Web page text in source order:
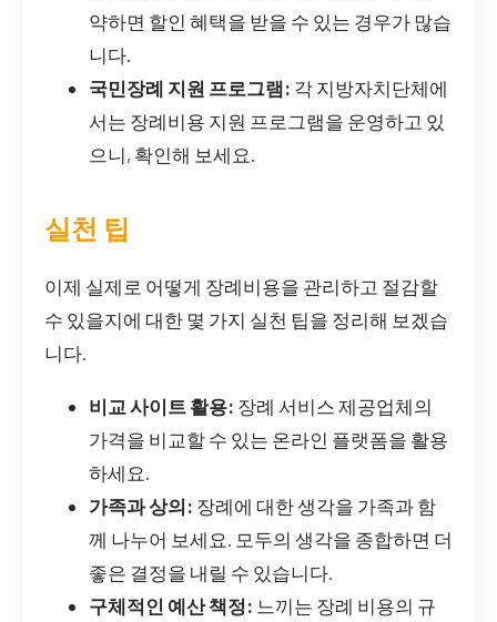
약하면 할인 혜택을 받을 수 있는 경우가 많습
니다.
국민장례 지원 프로그램: 각 지방자치단체에
서는 장례비용 지원 프로그램을 운영하고 있
으니, 확인해 보세요.
실천 팁
이제 실제로 어떻게 장례비용을 관리하고 절감할
수 있을지에 대한 몇 가지 실천 팁을 정리해 보겠습
니다.
비교 사이트 활용: 장례 서비스 제공업체의
가격을 비교할 수 있는 온라인 플랫폼을 활용
하세요.
가족과 상의: 장례에 대한 생각을 가족과 함
께 나누어 보세요. 모두의 생각을 종합하면 더
좋은 결정을 내릴 수 있습니다.
구체적인 예산 책정: 느끼는 장례 비용의 규